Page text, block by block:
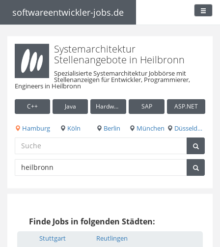
softwareentwickler-jobs.de
Systemarchitektur
Stellenangebote in Heilbronn
Spezialisierte Systemarchitektur Jobbörse mit
Stellenanzeigen für Entwickler, Programmierer,
Engineers in Heilbronn
C++ Java Hardware / Embedded SAP ASP.NET
Hamburg Köln Berlin München Düsseldorf
Finde Jobs in folgenden Städten:
Stuttgart Reutlingen